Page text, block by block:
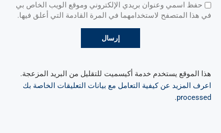
حفظ اسمي وعنوان بريدي الإلكتروني وموقع الويب الخاص بي
في هذا المتصفح لاستخدامهما في المرة القادمة التي أعلق فيها.
هذا الموقع يستخدم خدمة أكيسميت للتقليل من البريد المزعجة.
اعرف المزيد عن كيفية التعامل مع بيانات التعليقات الخاصة بك
processed
.